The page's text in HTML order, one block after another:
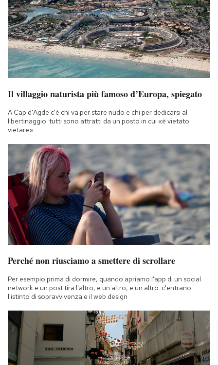
Il villaggio naturista più famoso d’Europa, spiegato
A Cap d'Agde c'è chi va per stare nudo e chi per dedicarsi al
libertinaggio: tutti sono attratti da un posto in cui «è vietato
vietare»
Perché non riusciamo a smettere di scrollare
Per esempio prima di dormire, quando apriamo l'app di un social
network e un post tira l'altro, e un altro, e un altro: c'entrano
l'istinto di sopravvivenza e il web design